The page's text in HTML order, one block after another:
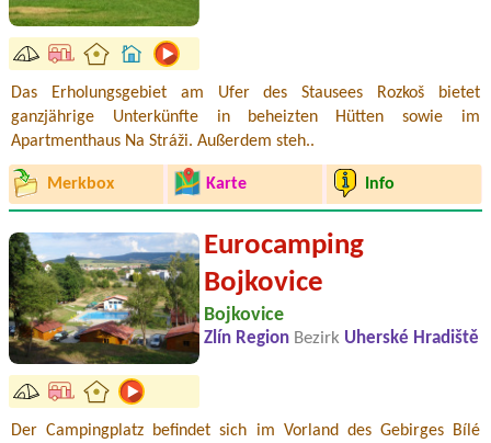
Das Erholungsgebiet am Ufer des Stausees Rozkoš bietet
ganzjährige Unterkünfte in beheizten Hütten sowie im
Apartmenthaus Na Stráži. Außerdem steh..
Merkbox Karte Info
Eurocamping
Bojkovice
Bojkovice
Zlín Region Bezirk Uherské Hradiště
Der Campingplatz befindet sich im Vorland des Gebirges Bílé